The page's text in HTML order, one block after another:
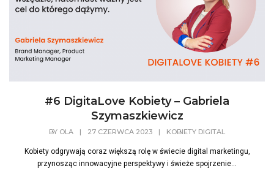
#6 DigitaLove Kobiety – Gabriela
Szymaszkiewicz
BY OLA | 27 CZERWCA 2023 | KOBIETY DIGITAL
Kobiety odgrywają coraz większą rolę w świecie digital marketingu,
przynosząc innowacyjne perspektywy i świeże spojrzenie...